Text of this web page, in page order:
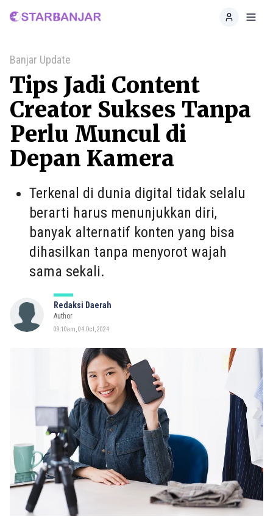
Home
Banjar Update
Tips Jadi Content
Creator Sukses Tanpa
Perlu Muncul di
Depan Kamera
Terkenal di dunia digital tidak selalu
berarti harus menunjukkan diri,
banyak alternatif konten yang bisa
dihasilkan tanpa menyorot wajah
sama sekali.
Redaksi Daerah
Author
09:10am, 04 Oct, 2024